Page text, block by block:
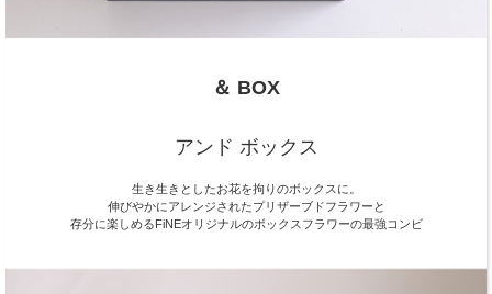
＆ BOX
アンド ボックス
生き生きとしたお花を拘りのボックスに。
伸びやかにアレンジされたプリザーブドフラワーと
存分に楽しめるFiNEオリジナルのボックスフラワーの最強コンビ